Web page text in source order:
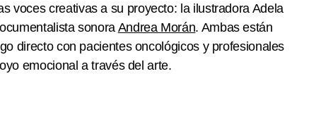
voces creativas a su proyecto: la ilustradora Adela
sonoraAndrea Morán. Ambas están
directo con pacientes oncológicos y profesionales
emocional a través del arte.